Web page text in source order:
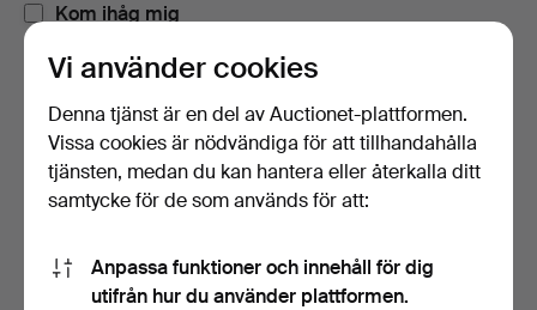
Kom ihåg mig
Logga in
eller logga in via Facebook här
Vi använder cookies
Denna tjänst är en del av Auctionet-plattformen.
Vissa cookies är nödvändiga för att tillhandahålla
tjänsten, medan du kan hantera eller återkalla ditt
samtycke för de som används för att:
Anpassa funktioner och innehåll för dig
utifrån hur du använder plattformen.